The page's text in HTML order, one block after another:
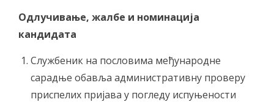
Одлучивање, жалбе и номинација
кандидата
Службеник на пословима међународне
сарадње обавља административну проверу
приспелих пријава у погледу испуњености